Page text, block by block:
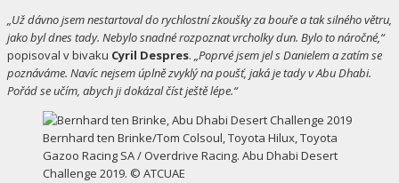
„Už dávno jsem nestartoval do rychlostní zkoušky za bouře a tak silného větru,
jako byl dnes tady. Nebylo snadné rozpoznat vrcholky dun. Bylo to náročné,“
popisoval v bivaku Cyril Despres. „Poprvé jsem jel s Danielem a zatím se
poznáváme. Navíc nejsem úplně zvyklý na poušť, jaká je tady v Abu Dhabi.
Pořád se učím, abych ji dokázal číst ještě lépe.“
Bernhard ten Brinke/Tom Colsoul, Toyota Hilux, Toyota
Gazoo Racing SA / Overdrive Racing. Abu Dhabi Desert
Challenge 2019. © ATCUAE